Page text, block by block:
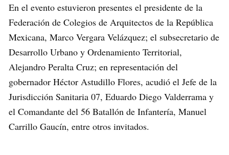
En el evento estuvieron presentes el presidente de la
Federación de Colegios de Arquitectos de la República
Mexicana, Marco Vergara Velázquez; el subsecretario de
Desarrollo Urbano y Ordenamiento Territorial,
Alejandro Peralta Cruz; en representación del
gobernador Héctor Astudillo Flores, acudió el Jefe de la
Jurisdicción Sanitaria 07, Eduardo Diego Valderrama y
el Comandante del 56 Batallón de Infantería, Manuel
Carrillo Gaucín, entre otros invitados.